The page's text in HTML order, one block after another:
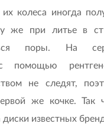
колеса иногда
же при литье в
поры. На
не следят,
же кочке. Так
диски известных